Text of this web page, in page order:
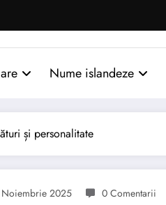
Nume islandeze
și personalitate
Noiembrie 2025 0 Comentarii